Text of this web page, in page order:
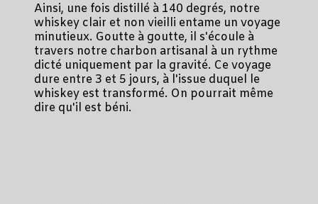
Ainsi, une fois distillé à 140 degrés, notre
whiskey clair et non vieilli entame un voyage
minutieux. Goutte à goutte, il s'écoule à
travers notre charbon artisanal à un rythme
dicté uniquement par la gravité. Ce voyage
dure entre 3 et 5 jours, à l'issue duquel le
whiskey est transformé. On pourrait même
dire qu'il est béni.